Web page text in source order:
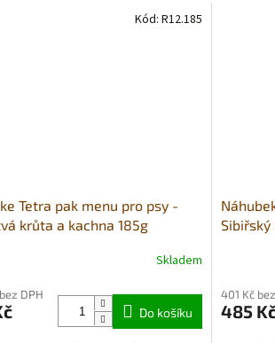
Tetra pak menu pro psy -
krůta a kachna 185g
Skladem
DPH
Do košíku
Kód: R12.185
Sibiřský
401 Kč
485